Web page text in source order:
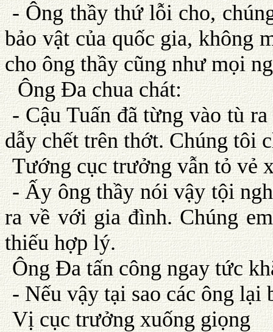
- Ông thầy thứ lỗi cho,
bảo vật của quốc gia, không
cho ông thầy cũng như mọi
Ông Ða chua chát:
- Cậu Tuấn đã từng vào tù
dẫy chết trên thớt. Chúng tôi
Tướng cục trưởng vẫn tỏ vẻ
- Ấy ông thầy nói vậy tội
ra về với gia đình. Chúng
thiếu hợp lý.
Ông Ða tấn công ngay tức
- Nếu vậy tại sao các ông lại
Vị cục trưởng xuống giọng